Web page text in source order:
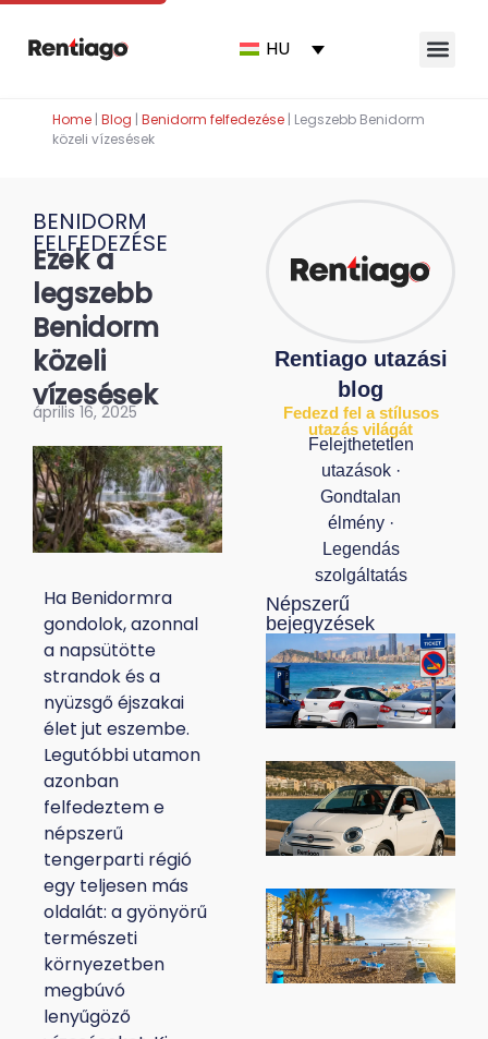
HU
Home | Blog | Benidorm felfedezése | Legszebb Benidorm
közeli vízesések
BENIDORM
FELFEDEZÉSE
Ezek a
legszebb
Benidorm
közeli
vízesések
április 16, 2025
Ha Benidormra
gondolok, azonnal
a napsütötte
strandok és a
nyüzsgő éjszakai
élet jut eszembe.
Legutóbbi utamon
azonban
felfedeztem e
népszerű
tengerparti régió
egy teljesen más
oldalát: a gyönyörű
természeti
környezetben
megbúvó
lenyűgöző
Rentiago utazási
blog
Fedezd fel a stílusos
utazás világát
Felejthetetlen
utazások ·
Gondtalan
élmény ·
Legendás
szolgáltatás
Népszerű
bejegyzések